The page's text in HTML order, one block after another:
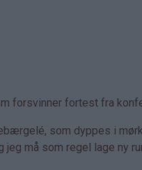
forsvinner fortest fra
som dyppes i
må som regel lage ny